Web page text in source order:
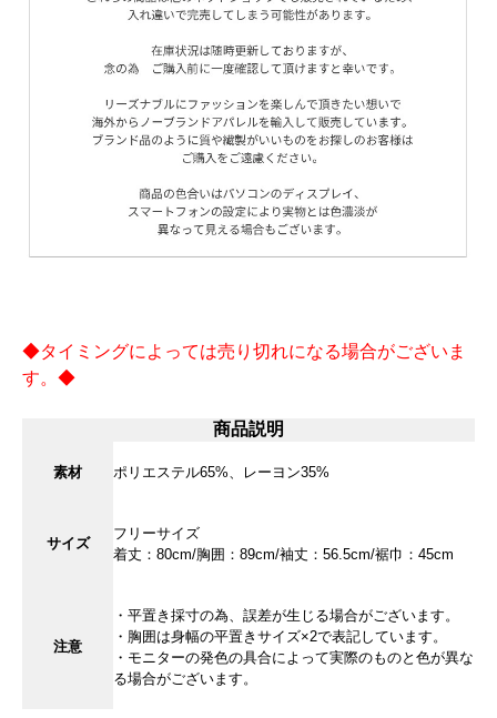
◆タイミングによっては売り切れになる場合がございま
す。◆
商品説明
素材 ポリエステル65%、レーヨン35%
サイズ
フリーサイズ
着丈：80cm/胸囲：89cm/袖丈：56.5cm/裾巾：45cm
注意
・平置き採寸の為、誤差が生じる場合がございます。
・胸囲は身幅の平置きサイズ×2で表記しています。
・モニターの発色の具合によって実際のものと色が異な
る場合がございます。